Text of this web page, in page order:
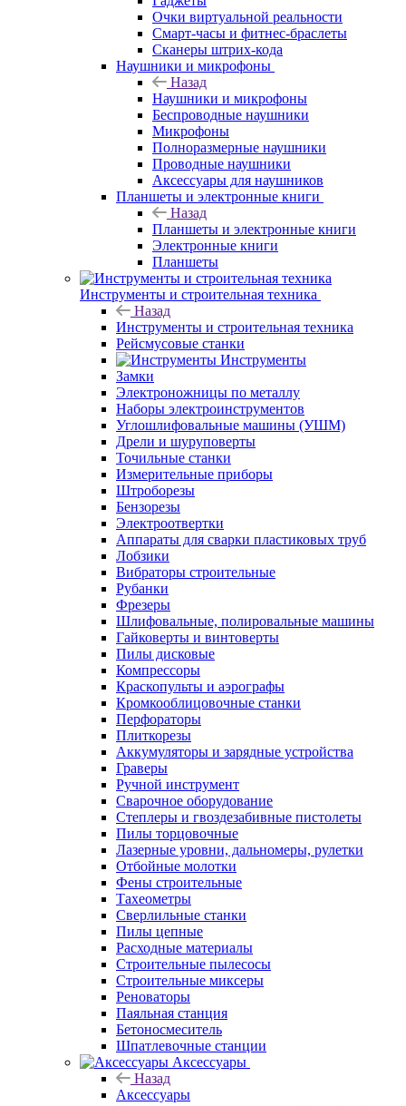
Очки виртуальной реальности
Смарт-часы и фитнес-браслеты
Сканеры штрих-кода
Наушники и микрофоны
Назад
Наушники и микрофоны
Беспроводные наушники
Микрофоны
Полноразмерные наушники
Проводные наушники
Аксессуары для наушников
Планшеты и электронные книги
Назад
Планшеты и электронные книги
Электронные книги
Планшеты
Инструменты и строительная техника
Назад
Инструменты и строительная техника
Рейсмусовые станки
Инструменты
Замки
Электроножницы по металлу
Наборы электроинструментов
Углошлифовальные машины (УШМ)
Дрели и шуруповерты
Точильные станки
Измерительные приборы
Штроборезы
Бензорезы
Электроотвертки
Аппараты для сварки пластиковых труб
Лобзики
Вибраторы строительные
Рубанки
Фрезеры
Шлифовальные, полировальные машины
Гайковерты и винтоверты
Пилы дисковые
Компрессоры
Краскопульты и аэрографы
Кромкооблицовочные станки
Перфораторы
Плиткорезы
Аккумуляторы и зарядные устройства
Граверы
Ручной инструмент
Сварочное оборудование
Степлеры и гвоздезабивные пистолеты
Пилы торцовочные
Лазерные уровни, дальномеры, рулетки
Отбойные молотки
Фены строительные
Тахеометры
Сверлильные станки
Пилы цепные
Расходные материалы
Строительные пылесосы
Строительные миксеры
Реноваторы
Паяльная станция
Бетоносмеситель
Шпатлевочные станции
Аксессуары
Назад
Аксессуары